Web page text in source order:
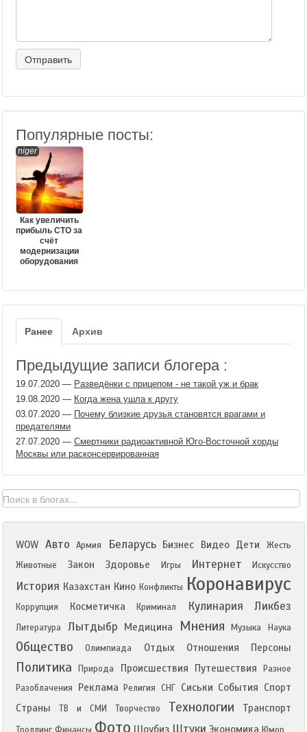
Популярные посты:
niger
Как увеличить
прибыль СТО за
счёт
модернизации
оборудования
Ранее Архив
Предыдущие записи блогера :
19.07.2020 — Разведёнки с прицепом - не такой уж и брак
19.08.2020 — Когда жена ушла к другу
03.07.2020 — Почему близкие друзья становятся врагами и
предателями
27.07.2020 — Смертники радиоактивной Юго-Восточной хорды
Москвы или расконсервированная
WOW Авто Армия Беларусь Бизнес Видео Дети
Жесть
Животные
Закон Здоровье Игры Интернет Искусство
История Казахстан Кино Конфликты Коронавирус
Коррупция Косметичка Криминал Кулинария Ликбез
Литература Лытдыбр Медицина Мнения Музыка Наука
Общество Олимпиада Отдых Отношения Персоны
Политика Природа Происшествия Путешествия
Разное
Разоблачения
Реклама Религия СНГ Сиськи События Спорт
Страны
ТВ и СМИ Творчество Технологии Транспорт
Фото Шоубиз Штуки Экономика